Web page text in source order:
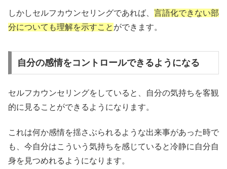
しかしセルフカウンセリングであれば、 言語化できない部
分についても理解を示すこと ができます。
自分の感情をコントロールできるようになる
セルフカウンセリングをしていると、自分の気持ちを客観
的に見ることができるようになります。
これは何か感情を揺さぶられるような出来事があった時で
も、今自分はこういう気持ちを感じていると冷静に自分自
身を見つめれるようになります。